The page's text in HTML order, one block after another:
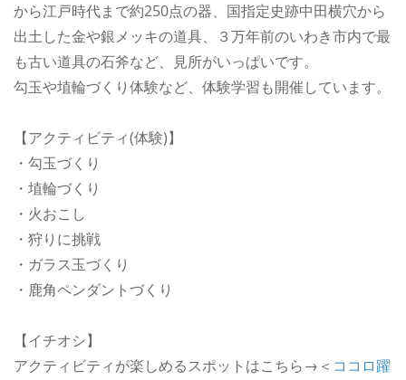
から江戸時代まで約250点の器、国指定史跡中田横穴から
出土した金や銀メッキの道具、３万年前のいわき市内で最
も古い道具の石斧など、見所がいっぱいです。
勾玉や埴輪づくり体験など、体験学習も開催しています。
【アクティビティ(体験)】
・勾玉づくり
・埴輪づくり
・火おこし
・狩りに挑戦
・ガラス玉づくり
・鹿角ペンダントづくり
【イチオシ】
アクティビティが楽しめるスポットはこちら→＜ ココロ躍